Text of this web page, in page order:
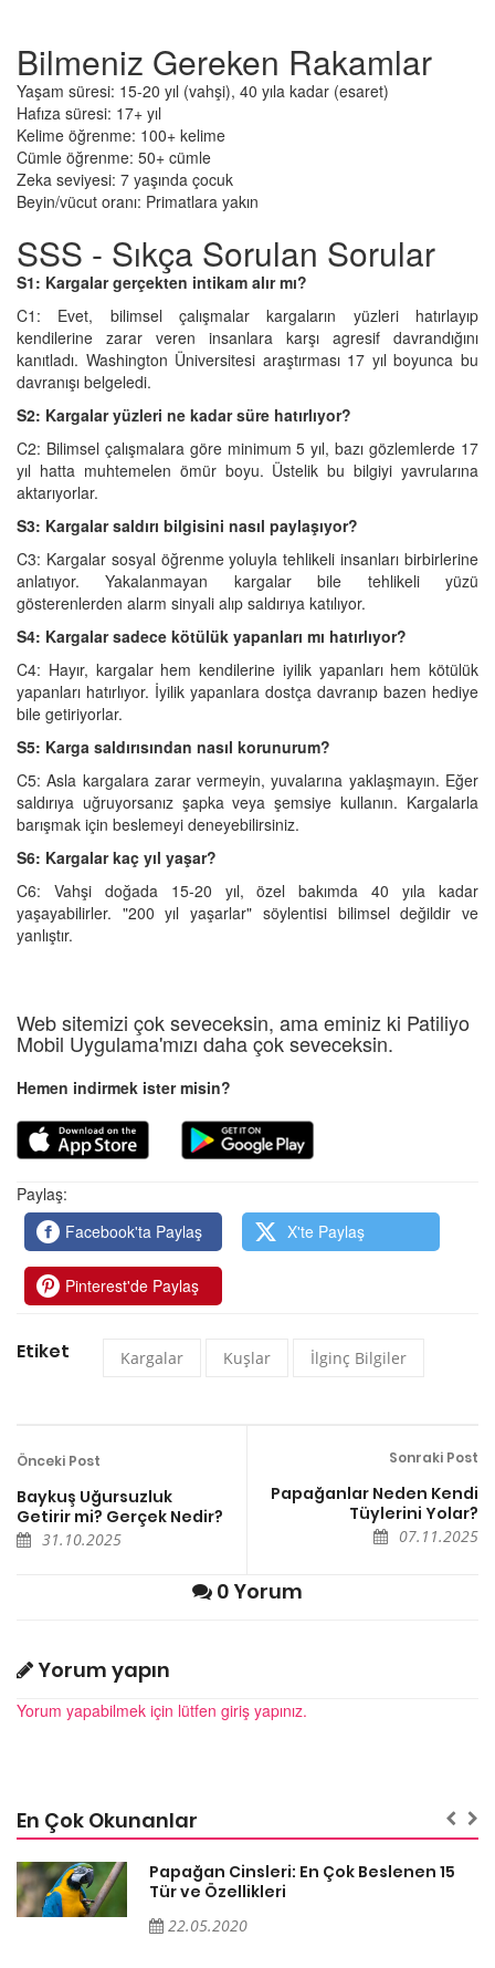
Bilmeniz Gereken Rakamlar
Yaşam süresi: 15-20 yıl (vahşi), 40 yıla kadar (esaret)
Hafıza süresi: 17+ yıl
Kelime öğrenme: 100+ kelime
Cümle öğrenme: 50+ cümle
Zeka seviyesi: 7 yaşında çocuk
Beyin/vücut oranı: Primatlara yakın
SSS - Sıkça Sorulan Sorular
S1: Kargalar gerçekten intikam alır mı?
C1: Evet, bilimsel çalışmalar kargaların yüzleri hatırlayıp
kendilerine zarar veren insanlara karşı agresif davrandığını
kanıtladı. Washington Üniversitesi araştırması 17 yıl boyunca bu
davranışı belgeledi.
S2: Kargalar yüzleri ne kadar süre hatırlıyor?
C2: Bilimsel çalışmalara göre minimum 5 yıl, bazı gözlemlerde 17
yıl hatta muhtemelen ömür boyu. Üstelik bu bilgiyi yavrularına
aktarıyorlar.
S3: Kargalar saldırı bilgisini nasıl paylaşıyor?
C3: Kargalar sosyal öğrenme yoluyla tehlikeli insanları birbirlerine
anlatıyor. Yakalanmayan kargalar bile tehlikeli yüzü
gösterenlerden alarm sinyali alıp saldırıya katılıyor.
S4: Kargalar sadece kötülük yapanları mı hatırlıyor?
C4: Hayır, kargalar hem kendilerine iyilik yapanları hem kötülük
yapanları hatırlıyor. İyilik yapanlara dostça davranıp bazen hediye
bile getiriyorlar.
S5: Karga saldırısından nasıl korunurum?
C5: Asla kargalara zarar vermeyin, yuvalarına yaklaşmayın. Eğer
saldırıya uğruyorsanız şapka veya şemsiye kullanın. Kargalarla
barışmak için beslemeyi deneyebilirsiniz.
S6: Kargalar kaç yıl yaşar?
C6: Vahşi doğada 15-20 yıl, özel bakımda 40 yıla kadar
yaşayabilirler. "200 yıl yaşarlar" söylentisi bilimsel değildir ve
yanlıştır.
Web sitemizi çok seveceksin, ama eminiz ki Patiliyo
Mobil Uygulama'mızı daha çok seveceksin.
Hemen indirmek ister misin?
Paylaş:
Facebook'ta Paylaş
X'te Paylaş
Pinterest'de Paylaş
Etiket Kargalar Kuşlar İlginç Bilgiler
Önceki Post
Baykuş Uğursuzluk
Getirir mi? Gerçek Nedir?
31.10.2025
Sonraki Post
Papağanlar Neden Kendi
Tüylerini Yolar?
07.11.2025
0 Yorum
Yorum yapın
Yorum yapabilmek için lütfen giriş yapınız.
En Çok Okunanlar
Papağan Cinsleri: En Çok Beslenen 15
Tür ve Özellikleri
22.05.2020